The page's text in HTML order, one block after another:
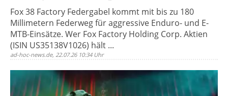
Fox 38 Factory Federgabel kommt mit bis zu 180
Millimetern Federweg für aggressive Enduro- und E-
MTB-Einsätze. Wer Fox Factory Holding Corp. Aktien
(ISIN US35138V1026) hält ...
ad-hoc-news.de, 22.07.26 10:34 Uhr